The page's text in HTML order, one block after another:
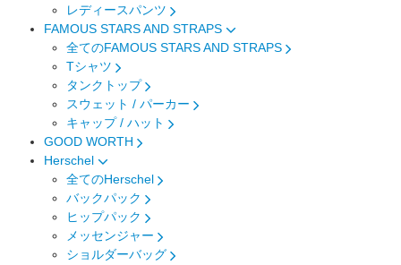
レディースパンツ
FAMOUS STARS AND STRAPS
全てのFAMOUS STARS AND STRAPS
Tシャツ
タンクトップ
スウェット / パーカー
キャップ / ハット
GOOD WORTH
Herschel
全てのHerschel
バックパック
ヒップパック
メッセンジャー
ショルダーバッグ